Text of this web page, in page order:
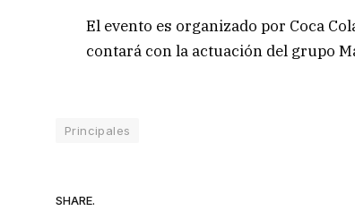
El evento es organizado por Coca
contará con la actuación del grupo
Principales
SHARE.